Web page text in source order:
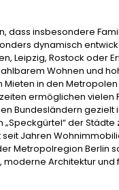
dass insbesondere
dynamisch
Leipzig, Rostock oder
Wohnen und
in den
ermöglichen vielen
Bundesländern gezielt
der
Jahren
Metropolregion Berlin
Architektur